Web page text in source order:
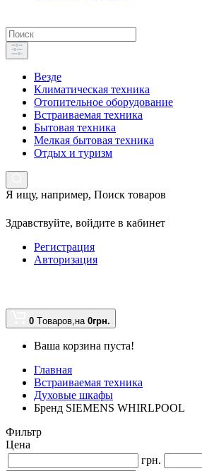
Везде
Климатическая техника
Отопительное оборудование
Встраиваемая техника
Бытовая техника
Мелкая бытовая техника
Отдых и туризм
Я ищу, например, Поиск товаров
Здравствуйте, войдите в кабинет
Регистрация
Авторизация
0 Tоваров,на 0грн.
Ваша корзина пуста!
Главная
Встраиваемая техника
Духовые шкафы
Бренд SIEMENS WHIRLPOOL
Фильтр
Цена
грн.